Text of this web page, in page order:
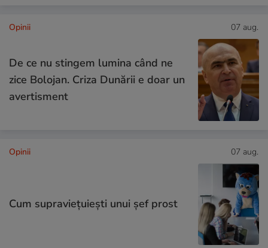
Opinii 07 aug.
De ce nu stingem lumina când ne
zice Bolojan. Criza Dunării e doar un
avertisment
Opinii 07 aug.
Cum supraviețuiești unui șef prost